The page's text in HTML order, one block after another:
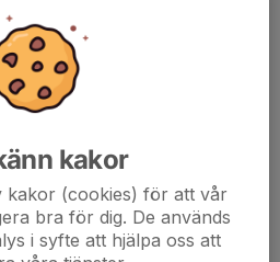
kakor
kakor (cookies) för att vår
bra för dig. De används
i syfte att hjälpa oss att